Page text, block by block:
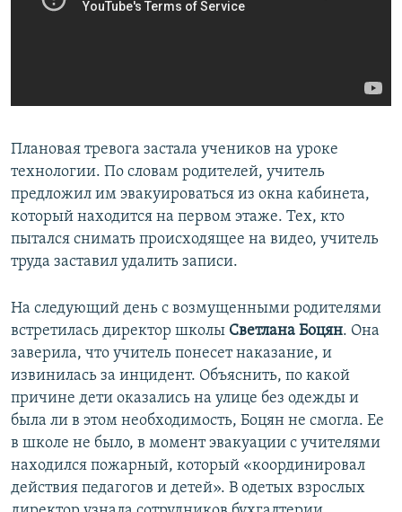
Плановая тревога застала учеников на уроке
технологии. По словам родителей, учитель
предложил им эвакуироваться из окна кабинета,
который находится на первом этаже. Тех, кто
пытался снимать происходящее на видео, учитель
труда заставил удалить записи.
На следующий день с возмущенными родителями
встретилась директор школы Светлана Боцян. Она
заверила, что учитель понесет наказание, и
извинилась за инцидент. Объяснить, по какой
причине дети оказались на улице без одежды и
была ли в этом необходимость, Боцян не смогла. Ее
в школе не было, в момент эвакуации с учителями
находился пожарный, который «координировал
действия педагогов и детей». В одетых взрослых